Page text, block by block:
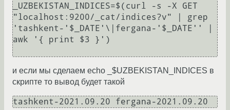
_UZBEKISTAN_INDICES=$(curl -s -X GET
"localhost:9200/_cat/indices?v" | grep
'tashkent-'$_DATE'\|fergana-'$_DATE'' |
awk '{ print $3 }')
и если мы сделаем echo _$UZBEKISTAN_INDICES в
скрипте то вывод будет такой